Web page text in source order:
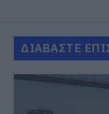
ΔΙΑΒΑΣΤΕ